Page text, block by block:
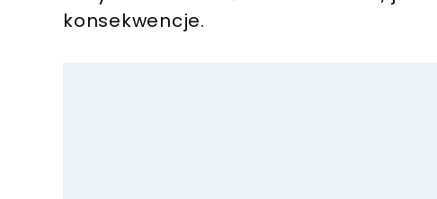
konsekwencje.